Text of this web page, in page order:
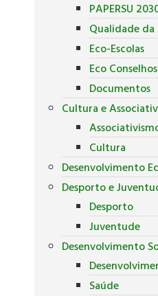
PAPERSU
Qualidade da
Eco-Escolas
Eco Conselhos
Documentos
Cultura e
Cultura
Desenvolvimento
Desporto e
Desporto
Juventude
Desenvolvimento
Saúde